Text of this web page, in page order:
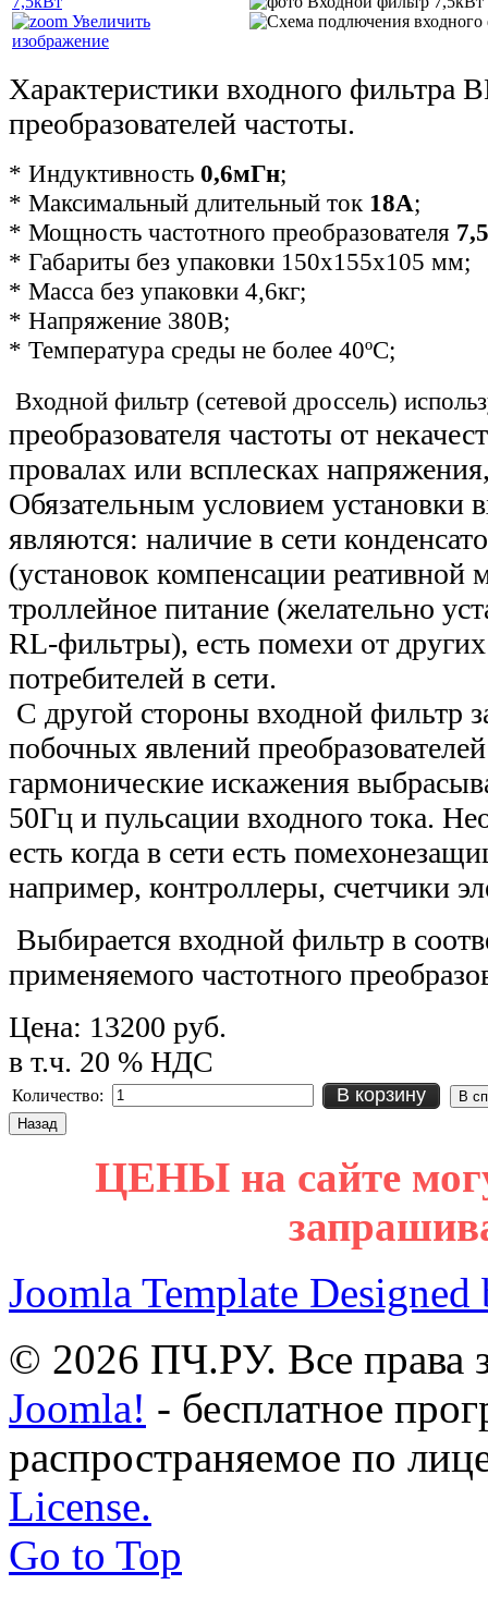
Увеличить
изображение
Характеристики входного
преобразователей частоты.
* Индуктивность 0,6мГн;
* Максимальный длительный ток 18А;
* Мощность частотного преобразователя
* Габариты без упаковки 150х155х105 мм;
* Масса без упаковки 4,6кг;
* Напряжение 380В;
* Температура среды не более 40ºС;
Входной фильтр (сетевой дроссель)
преобразователя частоты от
провалах или всплесках
Обязательным условием установки
являются: наличие в сети
(установок компенсации реативной
троллейное питание (желательно
RL-фильтры), есть помехи от
потребителей в сети.
С другой стороны входной фильтр
побочных явлений
гармонические искажения
50Гц и пульсации входного тока.
есть когда в сети есть
например, контроллеры, счетчики
Выбирается входной фильтр в
применяемого частотного
Цена: 13200 руб.
в т.ч. 20 % НДС
Количество: В корзину
ЦЕНЫ на сайте
Joomla Template Designed
© 2026 ПЧ.РУ. Все права
Joomla! - бесплатное
распространяемое по
License.
Go to Top